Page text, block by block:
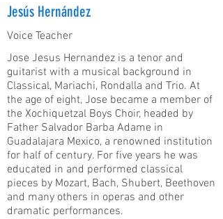
Jesús Hernández
Voice Teacher
Jose Jesus Hernandez is a tenor and
guitarist with a musical background in
Classical, Mariachi, Rondalla and Trio. At
the age of eight, Jose became a member of
the Xochiquetzal Boys Choir, headed by
Father Salvador Barba Adame in
Guadalajara Mexico, a renowned institution
for half of century. For five years he was
educated in and performed classical
pieces by Mozart, Bach, Shubert, Beethoven
and many others in operas and other
dramatic performances.